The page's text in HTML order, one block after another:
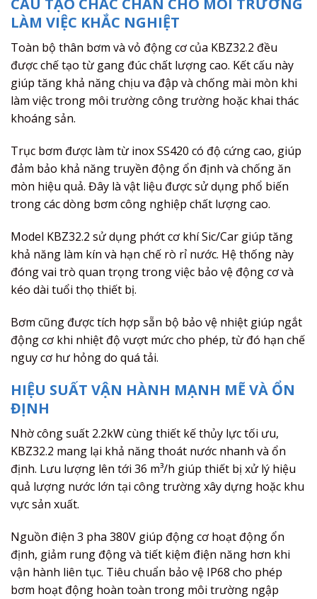
CẤU TẠO CHẮC CHẮN CHO MÔI TRƯỜNG
LÀM VIỆC KHẮC NGHIỆT
Toàn bộ thân bơm và vỏ động cơ của KBZ32.2 đều
được chế tạo từ gang đúc chất lượng cao. Kết cấu này
giúp tăng khả năng chịu va đập và chống mài mòn khi
làm việc trong môi trường công trường hoặc khai thác
khoáng sản.
Trục bơm được làm từ inox SS420 có độ cứng cao, giúp
đảm bảo khả năng truyền động ổn định và chống ăn
mòn hiệu quả. Đây là vật liệu được sử dụng phổ biến
trong các dòng bơm công nghiệp chất lượng cao.
Model KBZ32.2 sử dụng phớt cơ khí Sic/Car giúp tăng
khả năng làm kín và hạn chế rò rỉ nước. Hệ thống này
đóng vai trò quan trọng trong việc bảo vệ động cơ và
kéo dài tuổi thọ thiết bị.
Bơm cũng được tích hợp sẵn bộ bảo vệ nhiệt giúp ngắt
động cơ khi nhiệt độ vượt mức cho phép, từ đó hạn chế
nguy cơ hư hỏng do quá tải.
HIỆU SUẤT VẬN HÀNH MẠNH MẼ VÀ ỔN
ĐỊNH
Nhờ công suất 2.2kW cùng thiết kế thủy lực tối ưu,
KBZ32.2 mang lại khả năng thoát nước nhanh và ổn
định. Lưu lượng lên tới 36 m³/h giúp thiết bị xử lý hiệu
quả lượng nước lớn tại công trường xây dựng hoặc khu
vực sản xuất.
Nguồn điện 3 pha 380V giúp động cơ hoạt động ổn
định, giảm rung động và tiết kiệm điện năng hơn khi
vận hành liên tục. Tiêu chuẩn bảo vệ IP68 cho phép
bơm hoạt động hoàn toàn trong môi trường ngập